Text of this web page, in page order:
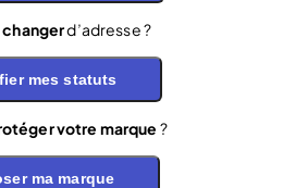
changerd’adresse ?
mes statuts
votre marque ?
ma marque